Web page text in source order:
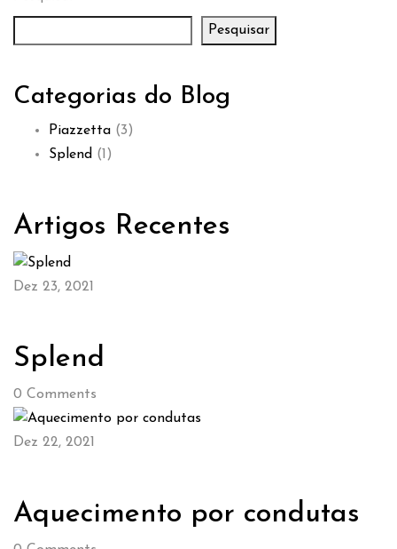
Pesquisar
Categorias do Blog
Piazzetta (3)
Splend (1)
Artigos Recentes
Dez 23, 2021
Splend
0 Comments
Dez 22, 2021
Aquecimento por condutas